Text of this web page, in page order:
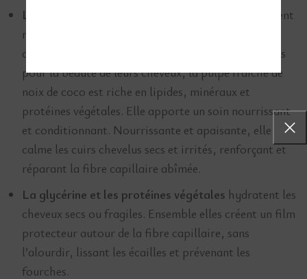
La
est fraîchement
récoltée par une production familiale. Employée
depuis l’antiquité par les femmes en Inde, reconnues
pour la beauté de leurs cheveux, la pulpe fraîche de
noix de coco est riche en lipides, minéraux et
protéines végétales. Elle apporte un soin nourrissant
et conditionnant. Nourrissante et apaisante, elle
calme les cuirs chevelus secs et irrités, renforçant et
réparant la fibre capillaire abîmée.
La glycérine et les protéines végétales hydratent les
cheveux secs ou fragiles. Ensemble elles créent un film
protecteur autour de la fibre capillaire, sans
l’alourdir, lissant les écailles et prévenant les
fourches.